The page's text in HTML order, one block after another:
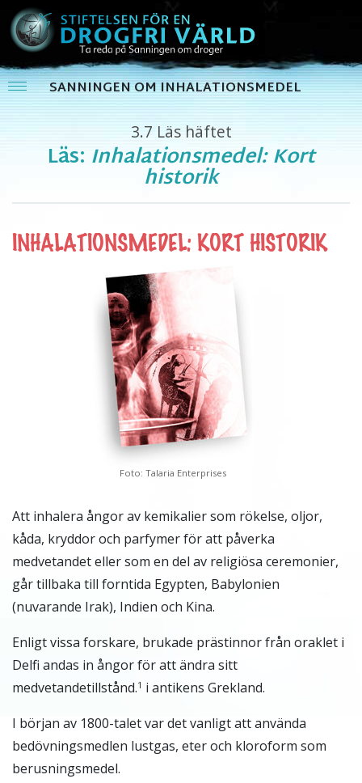
SANNINGEN OM INHALATIONSMEDEL
3.7 Läs häftet
Läs: Inhalationsmedel: Kort
historik
INHALATIONSMEDEL: KORT HISTORIK
Foto: Talaria Enterprises
Att inhalera ångor av kemikalier som rökelse, oljor,
kåda, kryddor och parfymer för att påverka
medvetandet eller som en del av religiösa ceremonier,
går tillbaka till forntida Egypten, Babylonien
(nuvarande Irak), Indien och Kina.
Enligt vissa forskare, brukade prästinnor från oraklet i
Delfi andas in ångor för att ändra sitt
medvetandetillstånd.1 i antikens Grekland.
I början av 1800-talet var det vanligt att använda
bedövningsmedlen lustgas, eter och kloroform som
berusningsmedel.